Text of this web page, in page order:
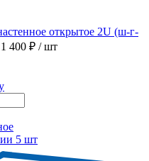
открытое 2U (ш-г-
1 400 ₽ / шт
5 шт